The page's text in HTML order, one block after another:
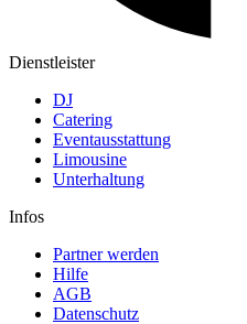
Dienstleister
DJ
Catering
Eventausstattung
Limousine
Unterhaltung
Infos
Partner werden
Hilfe
AGB
Datenschutz